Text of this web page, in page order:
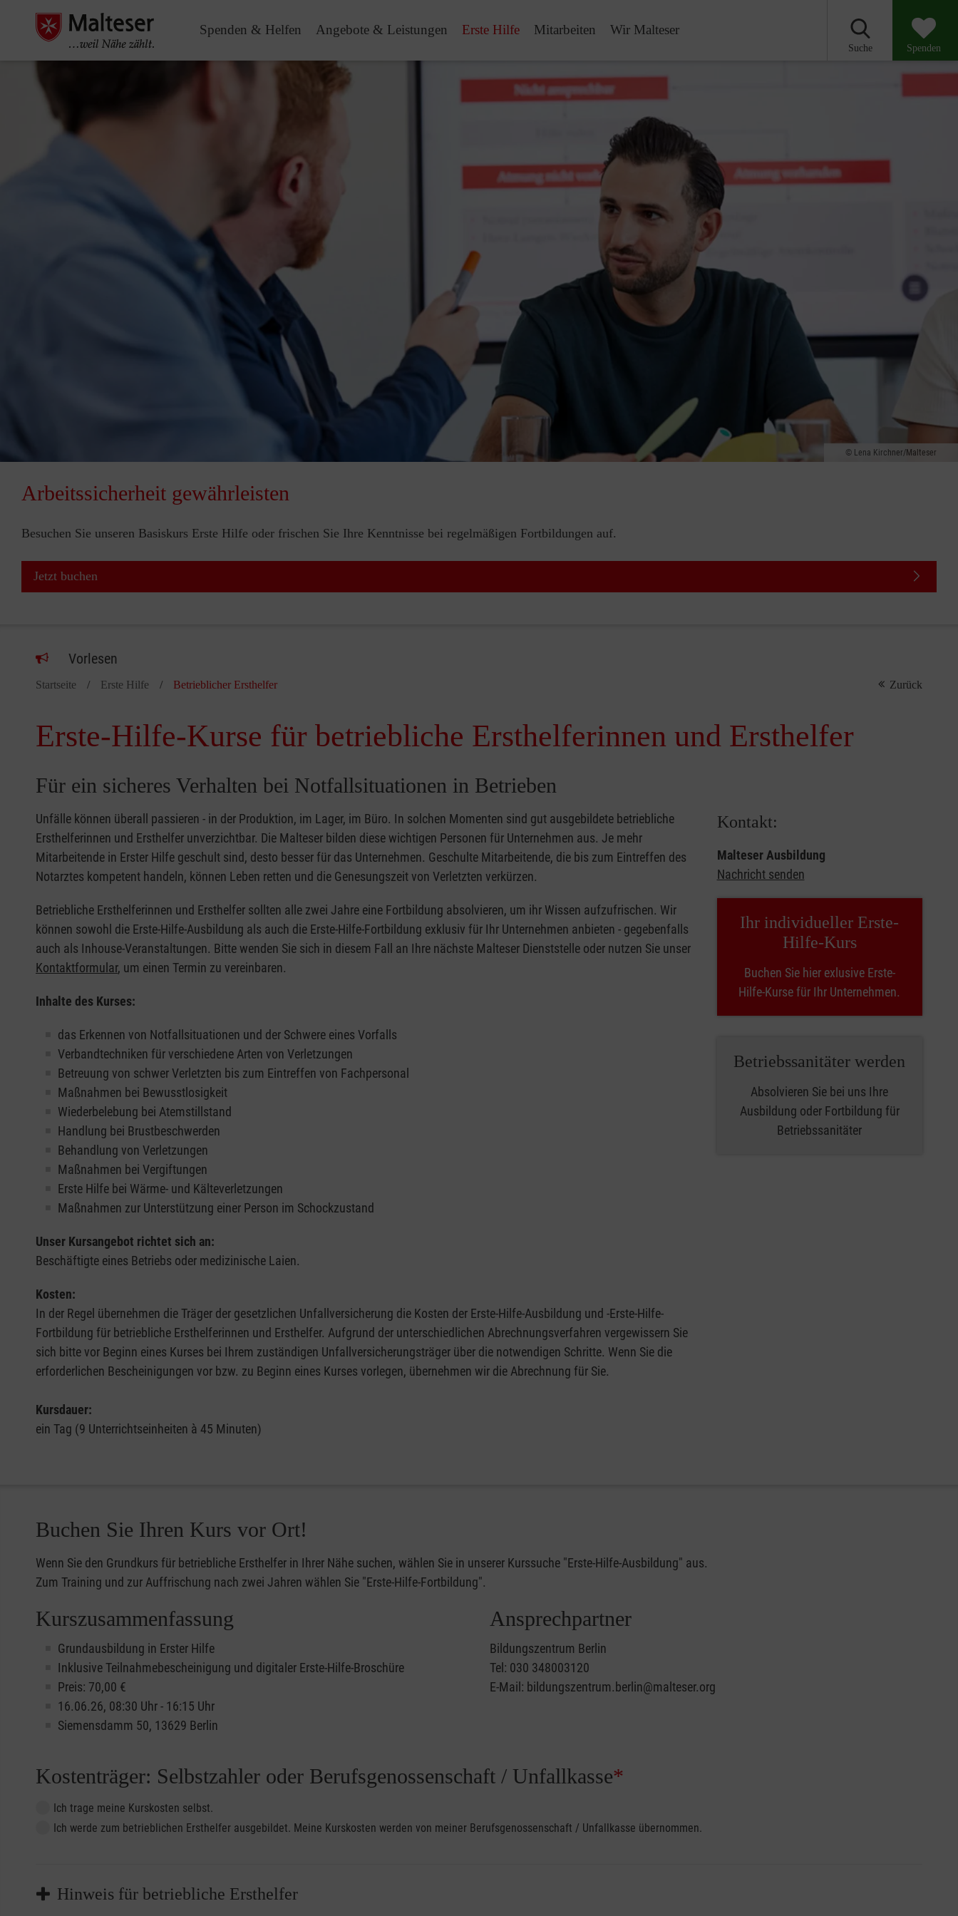
Spenden & Helfen Angebote & Leistungen Erste Hilfe Mitarbeiten Wir Malteser
Suche Spenden
Lena Kirchner/Malteser
Arbeitssicherheit gewährleisten
Besuchen Sie unseren Basiskurs Erste Hilfe oder frischen Sie Ihre Kenntnisse bei regelmäßigen Fortbildungen auf.
Jetzt buchen
Vorlesen
Startseite Erste Hilfe Betrieblicher Ersthelfer Zurück
Erste-Hilfe-Kurse für betriebliche Ersthelferinnen und Ersthelfer
Für ein sicheres Verhalten bei Notfallsituationen in Betrieben
Unfälle können überall passieren - in der Produktion, im Lager, im Büro. In solchen Momenten sind gut ausgebildete betriebliche
Ersthelferinnen und Ersthelfer unverzichtbar. Die Malteser bilden diese wichtigen Personen für Unternehmen aus. Je mehr
Mitarbeitende in Erster Hilfe geschult sind, desto besser für das Unternehmen. Geschulte Mitarbeitende, die bis zum Eintreffen des
Notarztes kompetent handeln, können Leben retten und die Genesungszeit von Verletzten verkürzen.
Betriebliche Ersthelferinnen und Ersthelfer sollten alle zwei Jahre eine Fortbildung absolvieren, um ihr Wissen aufzufrischen. Wir
können sowohl die Erste-Hilfe-Ausbildung als auch die Erste-Hilfe-Fortbildung exklusiv für Ihr Unternehmen anbieten - gegebenfalls
auch als Inhouse-Veranstaltungen. Bitte wenden Sie sich in diesem Fall an Ihre nächste Malteser Dienststelle oder nutzen Sie unser
Kontaktformular, um einen Termin zu vereinbaren.
Inhalte des Kurses:
das Erkennen von Notfallsituationen und der Schwere eines Vorfalls
Verbandtechniken für verschiedene Arten von Verletzungen
Betreuung von schwer Verletzten bis zum Eintreffen von Fachpersonal
Maßnahmen bei Bewusstlosigkeit
Wiederbelebung bei Atemstillstand
Handlung bei Brustbeschwerden
Behandlung von Verletzungen
Maßnahmen bei Vergiftungen
Erste Hilfe bei Wärme- und Kälteverletzungen
Maßnahmen zur Unterstützung einer Person im Schockzustand
Unser Kursangebot richtet sich an:
Beschäftigte eines Betriebs oder medizinische Laien.
Kosten:
In der Regel übernehmen die Träger der gesetzlichen Unfallversicherung die Kosten der Erste-Hilfe-Ausbildung und -Erste-Hilfe-
Fortbildung für betriebliche Ersthelferinnen und Ersthelfer. Aufgrund der unterschiedlichen Abrechnungsverfahren vergewissern Sie
sich bitte vor Beginn eines Kurses bei Ihrem zuständigen Unfallversicherungsträger über die notwendigen Schritte. Wenn Sie die
erforderlichen Bescheinigungen vor bzw. zu Beginn eines Kurses vorlegen, übernehmen wir die Abrechnung für Sie.
Kursdauer:
ein Tag (9 Unterrichtseinheiten à 45 Minuten)
Kontakt:
Malteser Ausbildung
Nachricht senden
Ihr individueller Erste-
Hilfe-Kurs
Buchen Sie hier exlusive Erste-
Hilfe-Kurse für Ihr Unternehmen.
Betriebssanitäter werden
Absolvieren Sie bei uns Ihre
Ausbildung oder Fortbildung für
Betriebssanitäter
Buchen Sie Ihren Kurs vor Ort!
Wenn Sie den Grundkurs für betriebliche Ersthelfer in Ihrer Nähe suchen, wählen Sie in unserer Kurssuche "Erste-Hilfe-Ausbildung" aus.
Zum Training und zur Auffrischung nach zwei Jahren wählen Sie "Erste-Hilfe-Fortbildung".
Kurszusammenfassung
Grundausbildung in Erster Hilfe
Inklusive Teilnahmebescheinigung und digitaler Erste-Hilfe-Broschüre
Preis: 70,00 €
16.06.26, 08:30 Uhr - 16:15 Uhr
Siemensdamm 50, 13629 Berlin
Ansprechpartner
Bildungszentrum Berlin
Tel: 030 348003120
E-Mail: bildungszentrum.berlin@malteser.org
Kostenträger: Selbstzahler oder Berufsgenossenschaft / Unfallkasse*
Ich trage meine Kurskosten selbst.
Ich werde zum betrieblichen Ersthelfer ausgebildet. Meine Kurskosten werden von meiner Berufsgenossenschaft / Unfallkasse übernommen.
Hinweis für betriebliche Ersthelfer